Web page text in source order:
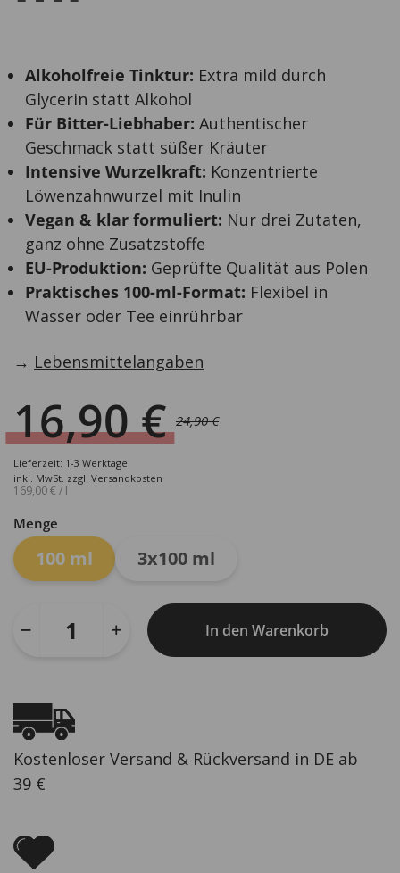
Alkoholfreie Tinktur: Extra mild durch
Glycerin statt Alkohol
Für Bitter-Liebhaber: Authentischer
Geschmack statt süßer Kräuter
Intensive Wurzelkraft: Konzentrierte
Löwenzahnwurzel mit Inulin
Vegan & klar formuliert: Nur drei Zutaten,
ganz ohne Zusatzstoffe
EU-Produktion: Geprüfte Qualität aus Polen
Praktisches 100-ml-Format: Flexibel in
Wasser oder Tee einrührbar
→ Lebensmittelangaben
24,90€
Ursprünglicher
Preis
war:
24,90 €
16,90€
Aktueller
Preis
ist:
16,90 €.
Lieferzeit: 1-3 Werktage
inkl. MwSt. zzgl. Versandkosten
169,00€ / l
Menge
100 ml 3x100 ml
In den Warenkorb
Kostenloser Versand & Rückversand in DE ab
39 €